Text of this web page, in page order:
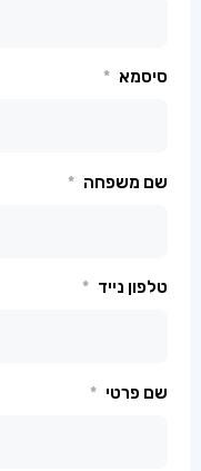
סיסמא *
שם משפחה *
טלפון נייד *
שם פרטי *